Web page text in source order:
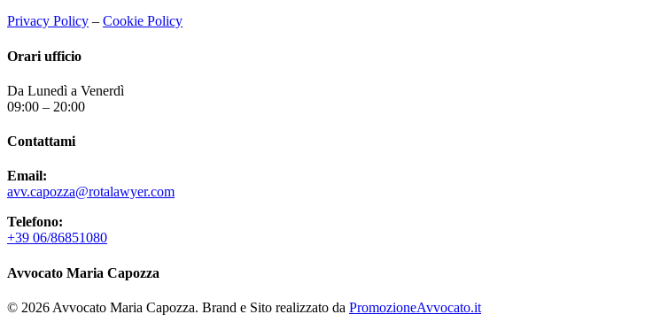
Privacy Policy – Cookie Policy
Orari ufficio
Da Lunedì a Venerdì
09:00 – 20:00
Contattami
Email:
avv.capozza@rotalawyer.com
Telefono:
+39 06/86851080
Avvocato Maria Capozza
© 2026 Avvocato Maria Capozza. Brand e Sito realizzato da PromozioneAvvocato.it